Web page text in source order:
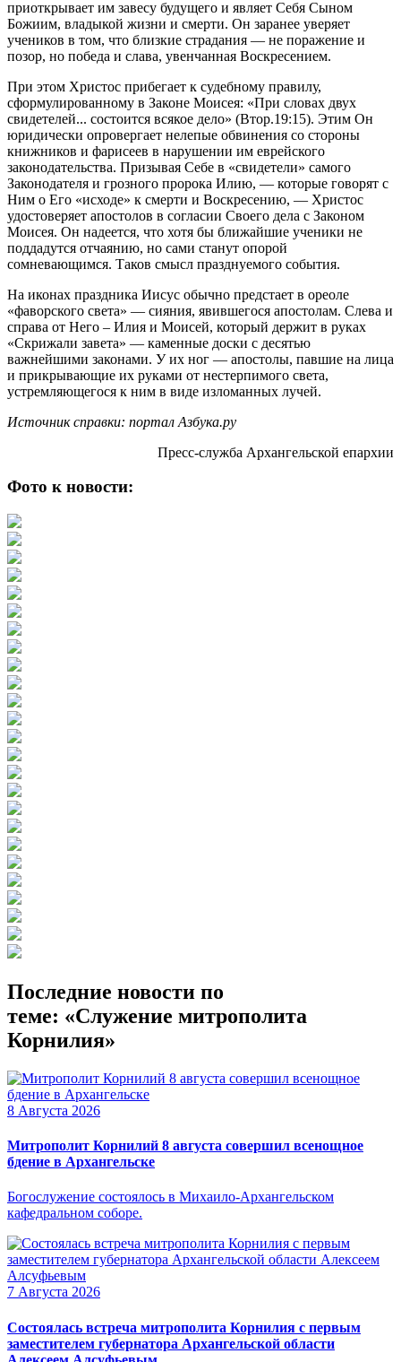
приоткрывает им завесу будущего и являет Себя Сыном
Божиим, владыкой жизни и смерти. Он заранее уверяет
учеников в том, что близкие страдания — не поражение и
позор, но победа и слава, увенчанная Воскресением.
При этом Христос прибегает к судебному правилу,
сформулированному в Законе Моисея: «При словах двух
свидетелей... состоится всякое дело» (Втор.19:15). Этим Он
юридически опровергает нелепые обвинения со стороны
книжников и фарисеев в нарушении им еврейского
законодательства. Призывая Себе в «свидетели» самого
Законодателя и грозного пророка Илию, — которые говорят с
Ним о Его «исходе» к смерти и Воскресению, — Христос
удостоверяет апостолов в согласии Своего дела с Законом
Моисея. Он надеется, что хотя бы ближайшие ученики не
поддадутся отчаянию, но сами станут опорой
сомневающимся. Таков смысл празднуемого события.
На иконах праздника Иисус обычно предстает в ореоле
«фаворского света» — сияния, явившегося апостолам. Слева и
справа от Него – Илия и Моисей, который держит в руках
«Скрижали завета» — каменные доски с десятью
важнейшими законами. У их ног — апостолы, павшие на лица
и прикрывающие их руками от нестерпимого света,
устремляющегося к ним в виде изломанных лучей.
Источник справки: портал Азбука.ру
Пресс-служба Архангельской епархии
Фото к новости:
Последние новости по
теме: «Служение митрополита
Корнилия»
8 Августа 2026
Митрополит Корнилий 8 августа совершил всенощное
бдение в Архангельске
Богослужение состоялось в Михаило-Архангельском
кафедральном соборе.
7 Августа 2026
Состоялась встреча митрополита Корнилия с первым
заместителем губернатора Архангельской области